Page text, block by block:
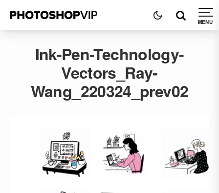
Ink-Pen-Technology-
Vectors_Ray-
Wang_220324_prev02